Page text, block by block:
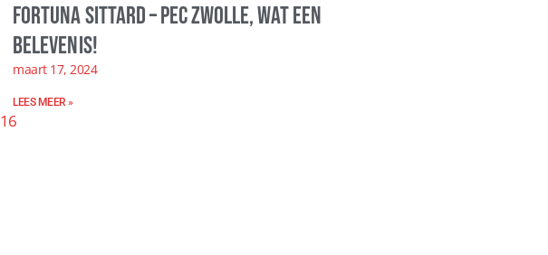
Fortuna Sittard – PEC Zwolle, wat een
belevenis!
maart 17, 2024
LEES MEER »
16